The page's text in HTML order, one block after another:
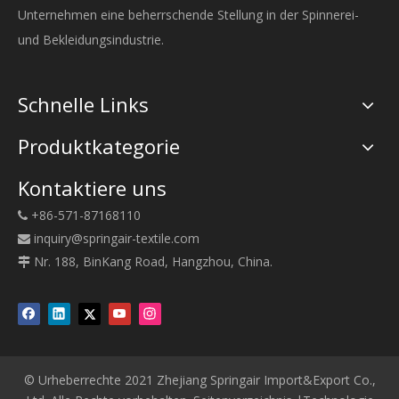
Unternehmen eine beherrschende Stellung in der Spinnerei-
und Bekleidungsindustrie.
Schnelle Links
Produktkategorie
Kontaktiere uns
 +86-571-87168110
 inquiry@springair-textile.com
 Nr. 188, BinKang Road, Hangzhou, China.
© Urheberrechte 2021 Zhejiang Springair Import&Export Co.,